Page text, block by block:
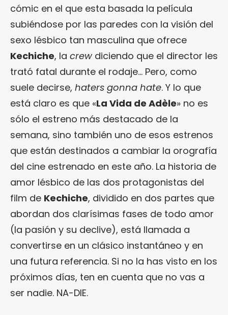
cómic en el que esta basada la película
subiéndose por las paredes con la visión del
sexo lésbico tan masculina que ofrece
Kechiche, la crewdiciendo que el director les
trató fatal durante el rodaje… Pero, como
suele decirse, haters gonna hate. Y lo que
está claro es que «La Vida de Adèle» no es
sólo el estreno más destacado de la
semana, sino también uno de esos estrenos
que están destinados a cambiar la orografía
del cine estrenado en este año. La historia de
amor lésbico de las dos protagonistas del
film de Kechiche, dividido en dos partes que
abordan dos clarísimas fases de todo amor
(la pasión y su declive), está llamada a
convertirse en un clásico instantáneo y en
una futura referencia. Si no la has visto en los
próximos días, ten en cuenta que no vas a
ser nadie. NA-DIE.